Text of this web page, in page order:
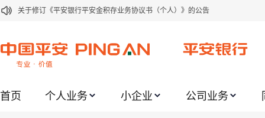
关于修订《平安银行平安金积存业务协议书（个人）》的公告
关于2021年劳动节期间代理贵金属业务风险提示的通知
关于加强代理贵金属业务风险防范的提示
首页 个人业务 小企业 公司业务